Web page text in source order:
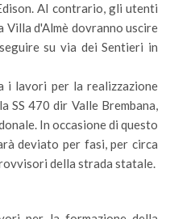
Al contrario, gli utenti
d'Almè dovranno uscire
su via dei Sentieri in
i lavori per la realizzazione
SS 470 dir Valle Brembana,
In occasione di questo
deviato per fasi, per circa
della strada statale.